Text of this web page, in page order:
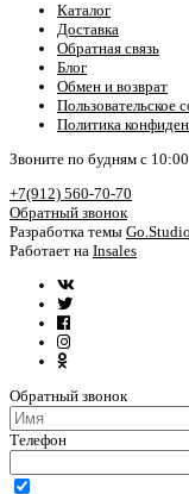
Каталог
Доставка
Обратная связь
Блог
Обмен и возврат
Пользовательское
Политика
Звоните по будням с
+7(912) 560-70-70
Обратный звонок
Разработка темы Go.Studio
Работает на Insales
Обратный звонок
Телефон